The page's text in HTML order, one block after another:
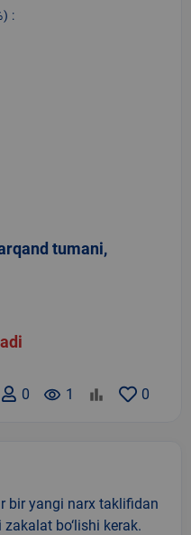
:
tumani,
0
remove_red_eye 1
0
bir yangi narx taklifidan
bo‘lishi kerak.